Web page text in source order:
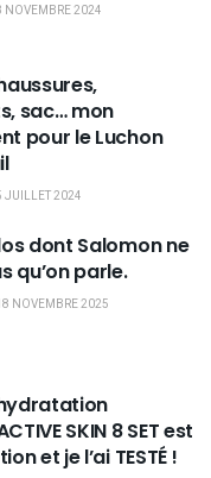
NOVEMBRE 2024
sac… mon
pour le Luchon
JUILLET 2024
dont Salomon ne
qu’on parle.
NOVEMBRE 2025
SKIN 8 SET est
et je l’ai TESTÉ !